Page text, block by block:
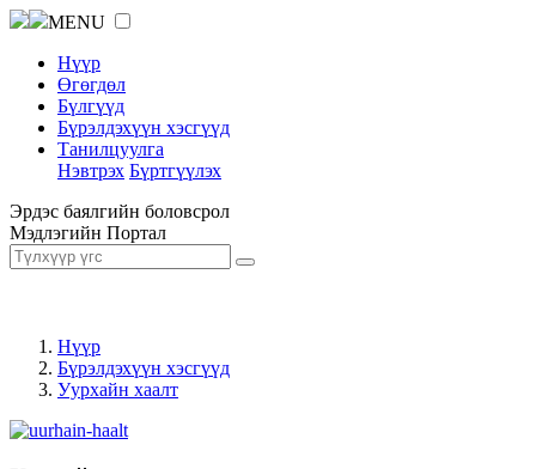
MENU
Нүүр
Өгөгдөл
Бүлгүүд
Бүрэлдэхүүн хэсгүүд
Танилцуулга
Нэвтрэх Бүртгүүлэх
Эрдэс баялгийн боловсрол
Мэдлэгийн Портал
Нүүр
Бүрэлдэхүүн хэсгүүд
Уурхайн хаалт